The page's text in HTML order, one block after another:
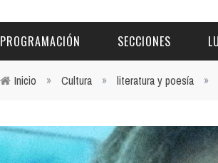
PROGRAMACIÓN
Hoy
SECCIONES
ESCÉNICAS
Inicio » Cultura » literatura y poesía »